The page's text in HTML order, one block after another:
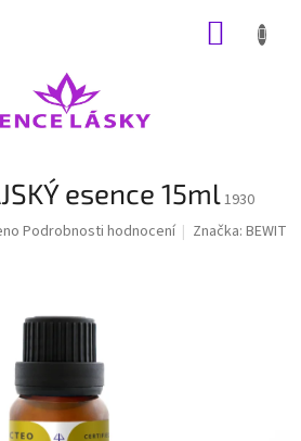
esence 15ml1930
Podrobnosti hodnocení Značka:BEWIT